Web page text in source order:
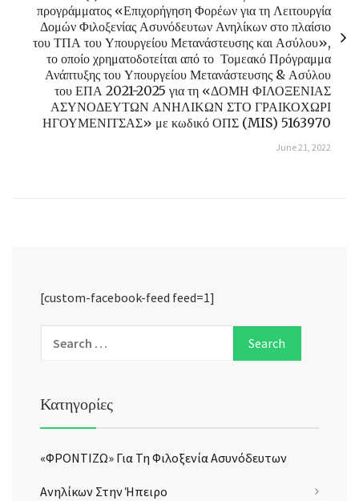
προγράμματος «Επιχορήγηση Φορέων για τη Λειτουργία
Δομών Φιλοξενίας Ασυνόδευτων Ανηλίκων στο πλαίσιο
του ΤΠΑ του Υπουργείου Μετανάστευσης και Ασύλου»,
το οποίο χρηματοδοτείται από το Τομεακό Πρόγραμμα
Ανάπτυξης του Υπουργείου Μετανάστευσης & Ασύλου
του ΕΠΑ 2021-2025 για τη «ΔΟΜΗ ΦΙΛΟΞΕΝΙΑΣ
ΑΣΥΝΟΔΕΥΤΩΝ ΑΝΗΛΙΚΩΝ ΣΤΟ ΓΡΑΙΚΟΧΩΡΙ
ΗΓΟΥΜΕΝΙΤΣΑΣ» με κωδικό ΟΠΣ (MIS) 5163970
June 21, 2022
[custom-facebook-feed feed=1]
Κατηγορίες
«ΦΡΟΝΤΙΖΩ» Για Τη Φιλοξενία Ασυνόδευτων
Ανηλίκων Στην Ήπειρο